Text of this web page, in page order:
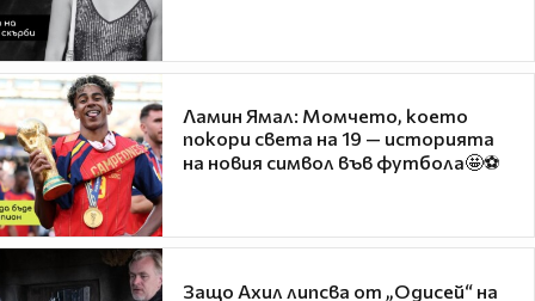
Ламин Ямал: Момчето, което
покори света на 19 — историята
на новия символ във футбола🤩⚽
Защо Ахил липсва от „Одисей“ на